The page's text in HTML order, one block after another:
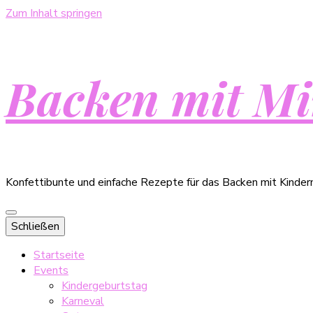
Zum Inhalt springen
Backen mit
Konfettibunte und einfache Rezepte für das Backen mit
Schließen
Startseite
Events
Kindergeburtstag
Karneval